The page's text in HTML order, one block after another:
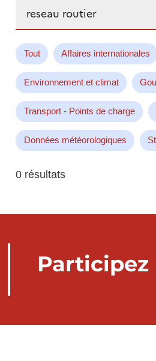
Tout Affaires internationales
Environnement et climat
Transport - Points de charge
Données météorologiques
0 résultats
Participez